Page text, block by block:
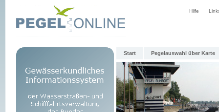
Hilfe
Start Pegelauswahl über Karte